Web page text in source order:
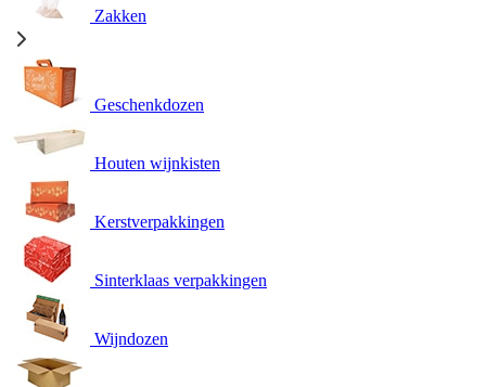
Zakken
Geschenkdozen
Houten wijnkisten
Kerstverpakkingen
Sinterklaas verpakkingen
Wijndozen